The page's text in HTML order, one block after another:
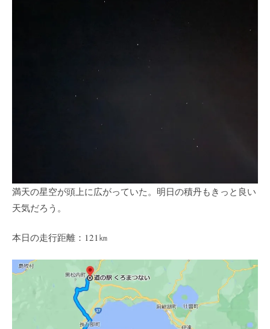
満天の星空が頭上に広がっていた。明日の積丹もきっと良い
天気だろう。
本日の走行距離：121㎞